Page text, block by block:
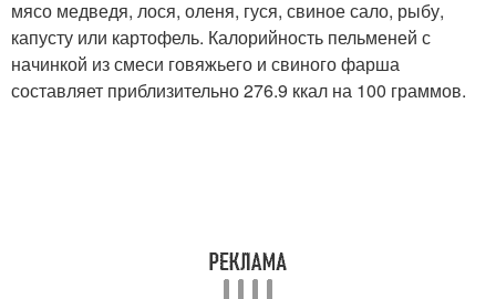
Пельмени на упаковке Магазинные пельмени
мясо медведя, лося, оленя, гуся, свиное сало, рыбу,
капусту или картофель. Калорийность пельменей с
начинкой из смеси говяжьего и свиного фарша
составляет приблизительно 276.9 ккал на 100 граммов.